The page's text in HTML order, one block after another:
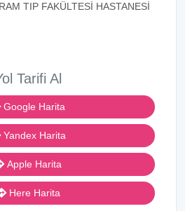
TIP FAKÜLTESİ HASTANESİ
Tarifi Al
Google Harita
Yandex Harita
Apple Harita
Here Harita